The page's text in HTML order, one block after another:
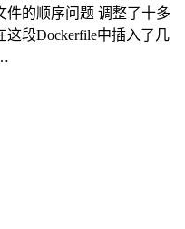
件的顺序问题 调整了十多
段Dockerfile中插入了几